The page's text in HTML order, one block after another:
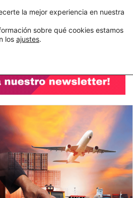
C&A México completa la implementación de su WMS en la nube
la mejor experiencia en nuestra
sobre qué cookies estamos
los ajustes.